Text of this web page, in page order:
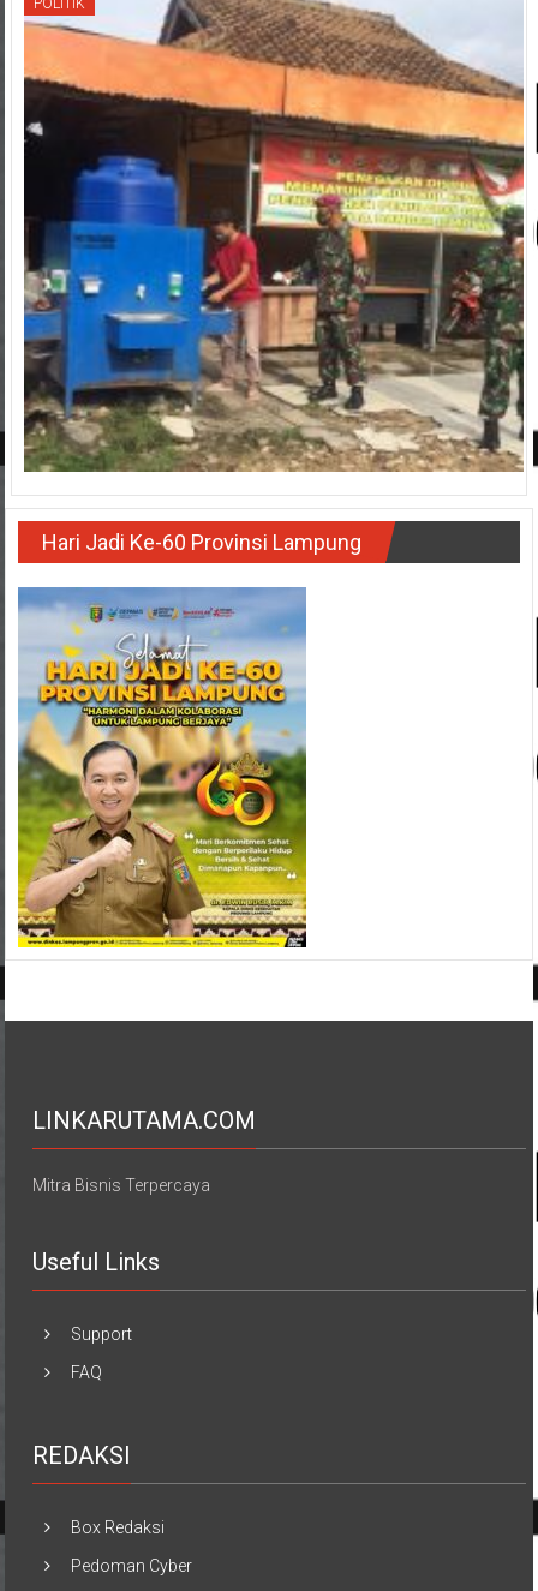
POLITIK
Hari Jadi Ke-60 Provinsi Lampung
LINKARUTAMA.COM
Mitra Bisnis Terpercaya
Useful Links
Support
FAQ
REDAKSI
Box Redaksi
Pedoman Cyber